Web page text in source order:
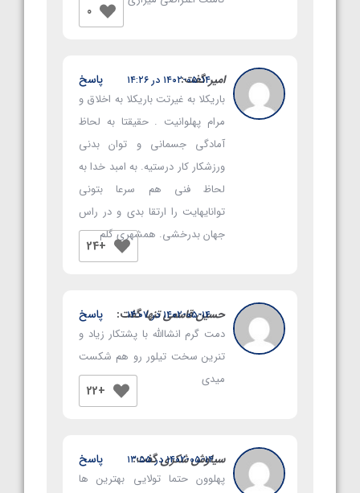
0
امیرگفت:
۱۴۰۲-۰۵-۱۴ در ۱۴:۲۶
باریکلا به غیرتت باریکلا به اخلاق و
مرام پهلوانیت . حقیقتا به لحاظ
آمادگی جسمانی و توان بدنی
ورزشکار کار درستیه. به امبد خدا به
لحاظ فنی هم سرعا بتونی
توانایهایت را ارتقا بدی و در راس
جهان بدرخشی. همشهری گلم
+24
پاسخ
حسین قاسمی تنهاگفت: ۱۴۰۲-۰۵-۱۴ در ۱۴:۰۷
دمت گرم انشاالله با پشتکار زیاد و
تنرین سخت تیلور رو هم شکست
میدی
+22
پاسخ
سیاوش شکریگفت: ۱۴۰۲-۰۵-۱۴ در ۱۳:۵۵
پهلوون حتما تولایی بهترین ها
پاسخ